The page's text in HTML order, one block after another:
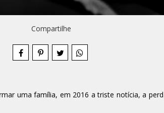
Compartilhe
uma família, em 2016 a triste notícia, a